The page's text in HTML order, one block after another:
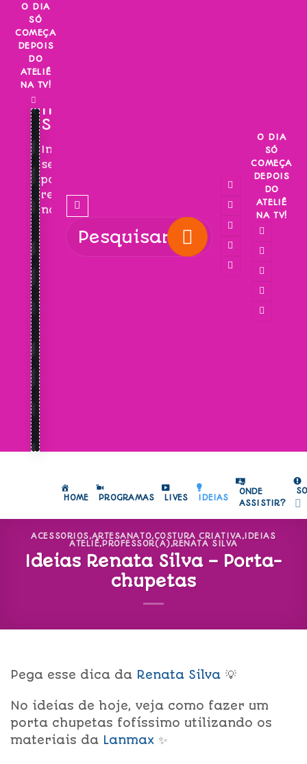
Skip
content
O DIA
SÓ
COMEÇA
DEPOIS
DO
ATELIÊ
NA TV!
INSCREVA-
SE!
Inscreva-
se
para
receber
novidades!
O DIA
SÓ
COMEÇA
DEPOIS
DO
ATELIÊ
NA TV!
HOME PROGRAMAS LIVES IDEIAS
ONDE
ASSISTIR?
ACESSORIOS,ARTESANATO,COSTURA CRIATIVA, IDEIAS
ATELIÊ, PROFESSOR(A),RENATA SILVA
Ideias Renata Silva – Porta-
chupetas
Pega esse dica da Renata Silva 💡
No ideias de hoje, veja como fazer um
porta chupetas fofíssimo utilizando os
materiais da Lanmax ✨